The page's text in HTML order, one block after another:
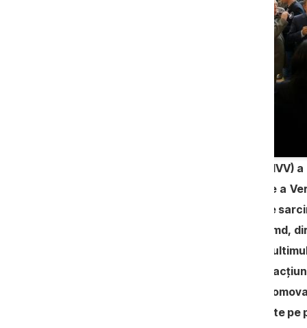
Oficiul Național al Viei si Vinului (ONVV)
desfășurare a celei de-a XX-a ediție a
de 500 000 lei. Conform caietului de
curent. Contactat de anticoruptie.md,
curând funcția, a precizat că este
pentru acest an, în baza planului de
Evenimentul are drept scop
consumatorilor cu noile vinuri apărute pe